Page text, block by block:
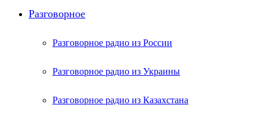
Разговорное
Разговорное радио из России
Разговорное радио из Украины
Разговорное радио из Казахстана